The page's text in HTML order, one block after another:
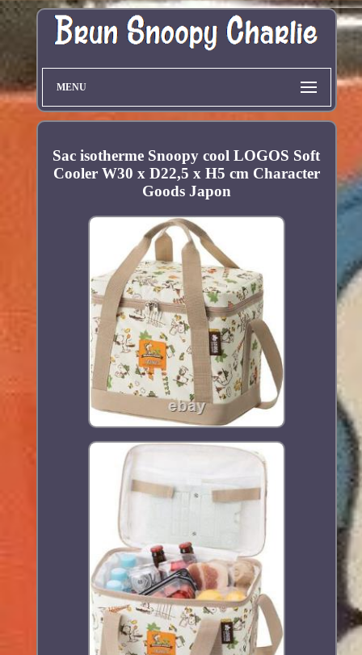
MENU
Sac isotherme Snoopy cool LOGOS Soft
Cooler W30 x D22,5 x H5 cm Character
Goods Japon